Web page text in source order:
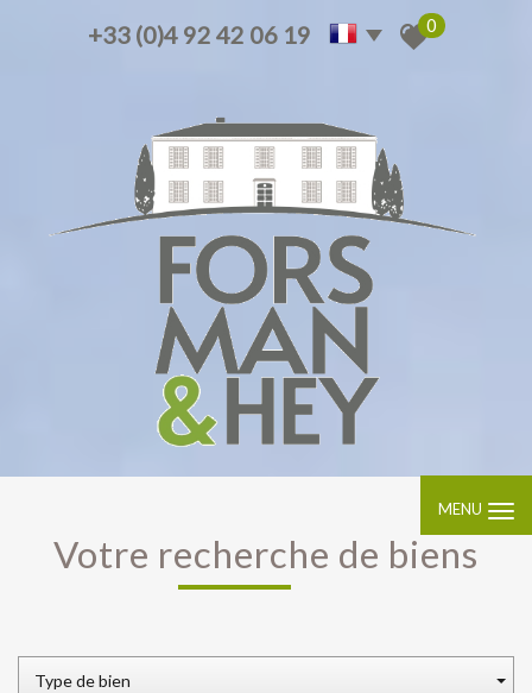
+33 (0)4 92 42 06 19 0
MENU
votre recherche de biens
Type de bien